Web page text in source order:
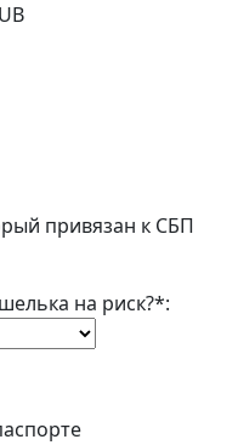
привязан к СБП
на риск?*: